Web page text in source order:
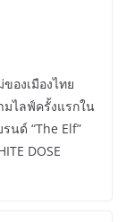
องเมืองไทย
มไลฟ์ครั้งแรกใน
นด์ “The Elf”
DOSE